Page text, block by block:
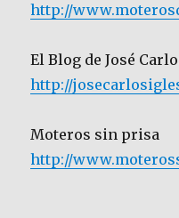
http://
El Blog de José
http://
Moteros sin prisa
http://